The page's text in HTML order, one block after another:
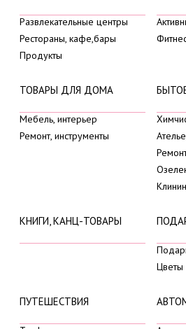
Развлекательные центры
Рестораны, кафе,бары
Продукты
ТОВАРЫ ДЛЯ ДОМА
Мебель, интерьер
Ремонт, инструменты
КНИГИ, КАНЦ-ТОВАРЫ
Цветы
ПУТЕШЕСТВИЯ